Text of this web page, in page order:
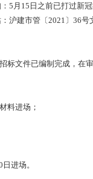
5 月 15 日之前已打过新
沪建市管〔2021 〕 36号
标文件已编制完成，在
料进场；
日进场。